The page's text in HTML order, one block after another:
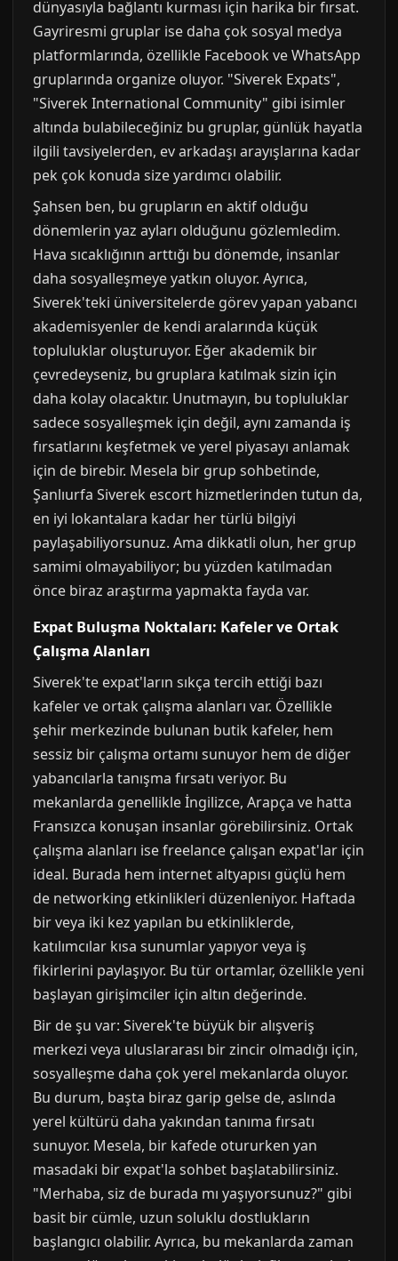
dünyasıyla bağlantı kurması için harika bir fırsat.
Gayriresmi gruplar ise daha çok sosyal medya
platformlarında, özellikle Facebook ve WhatsApp
gruplarında organize oluyor. "Siverek Expats",
"Siverek International Community" gibi isimler
altında bulabileceğiniz bu gruplar, günlük hayatla
ilgili tavsiyelerden, ev arkadaşı arayışlarına kadar
pek çok konuda size yardımcı olabilir.
Şahsen ben, bu grupların en aktif olduğu
dönemlerin yaz ayları olduğunu gözlemledim.
Hava sıcaklığının arttığı bu dönemde, insanlar
daha sosyalleşmeye yatkın oluyor. Ayrıca,
Siverek'teki üniversitelerde görev yapan yabancı
akademisyenler de kendi aralarında küçük
topluluklar oluşturuyor. Eğer akademik bir
çevredeyseniz, bu gruplara katılmak sizin için
daha kolay olacaktır. Unutmayın, bu topluluklar
sadece sosyalleşmek için değil, aynı zamanda iş
fırsatlarını keşfetmek ve yerel piyasayı anlamak
için de birebir. Mesela bir grup sohbetinde,
Şanlıurfa Siverek escort hizmetlerinden tutun da,
en iyi lokantalara kadar her türlü bilgiyi
paylaşabiliyorsunuz. Ama dikkatli olun, her grup
samimi olmayabiliyor; bu yüzden katılmadan
önce biraz araştırma yapmakta fayda var.
Expat Buluşma Noktaları: Kafeler ve Ortak
Çalışma Alanları
Siverek'te expat'ların sıkça tercih ettiği bazı
kafeler ve ortak çalışma alanları var. Özellikle
şehir merkezinde bulunan butik kafeler, hem
sessiz bir çalışma ortamı sunuyor hem de diğer
yabancılarla tanışma fırsatı veriyor. Bu
mekanlarda genellikle İngilizce, Arapça ve hatta
Fransızca konuşan insanlar görebilirsiniz. Ortak
çalışma alanları ise freelance çalışan expat'lar için
ideal. Burada hem internet altyapısı güçlü hem
de networking etkinlikleri düzenleniyor. Haftada
bir veya iki kez yapılan bu etkinliklerde,
katılımcılar kısa sunumlar yapıyor veya iş
fikirlerini paylaşıyor. Bu tür ortamlar, özellikle yeni
başlayan girişimciler için altın değerinde.
Bir de şu var: Siverek'te büyük bir alışveriş
merkezi veya uluslararası bir zincir olmadığı için,
sosyalleşme daha çok yerel mekanlarda oluyor.
Bu durum, başta biraz garip gelse de, aslında
yerel kültürü daha yakından tanıma fırsatı
sunuyor. Mesela, bir kafede otururken yan
masadaki bir expat'la sohbet başlatabilirsiniz.
"Merhaba, siz de burada mı yaşıyorsunuz?" gibi
basit bir cümle, uzun soluklu dostlukların
başlangıcı olabilir. Ayrıca, bu mekanlarda zaman